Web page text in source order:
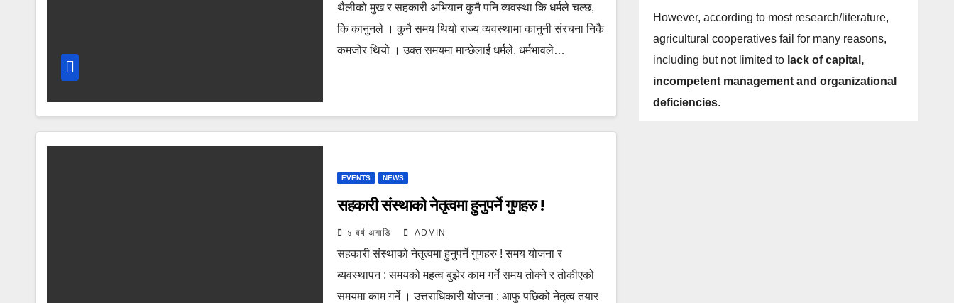
थैलीको मुख र सहकारी अभियान कुनै पनि व्यवस्था कि धर्मले चल्छ,
कि कानुनले । कुनै समय थियो राज्य व्यवस्थामा कानुनी संरचना निकै
कमजोर थियो । उक्त समयमा मान्छेलाई धर्मले, धर्मभावले…
EVENTS NEWS
सहकारी संस्थाको नेतृत्वमा हुनुपर्ने गुणहरु !
४ वर्ष अगाडि ADMIN
सहकारी संस्थाको नेतृत्वमा हुनुपर्ने गुणहरु ! समय योजना र
ब्यवस्थापन : समयको महत्व बुझेर काम गर्ने समय तोक्ने र तोकीएको
समयमा काम गर्ने । उत्तराधिकारी योजना : आफु पछिको नेतृत्व तयार
However, according to most research/literature,
agricultural cooperatives fail for many reasons,
including but not limited to lack of capital,
incompetent management and organizational
deficiencies.